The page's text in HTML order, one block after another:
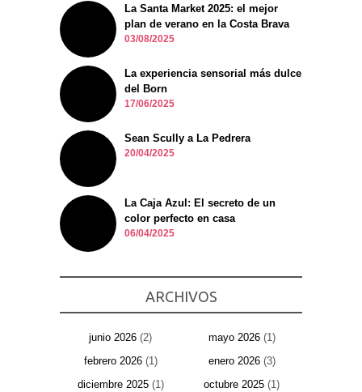
La Santa Market 2025: el mejor
plan de verano en la Costa Brava
03/08/2025
La experiencia sensorial más dulce
del Born
17/06/2025
Sean Scully a La Pedrera
20/04/2025
La Caja Azul: El secreto de un
color perfecto en casa
06/04/2025
ARCHIVOS
junio 2026 (2) mayo 2026(1)
febrero 2026(1) enero 2026(3)
diciembre 2025(1) octubre 2025 (1)